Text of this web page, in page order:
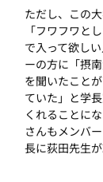
ただし、この
「フワフワと
で入って欲し
ーの方に「摂
を聞いたこと
ていた」と学
くれることに
さんもメンバ
長に荻田先生